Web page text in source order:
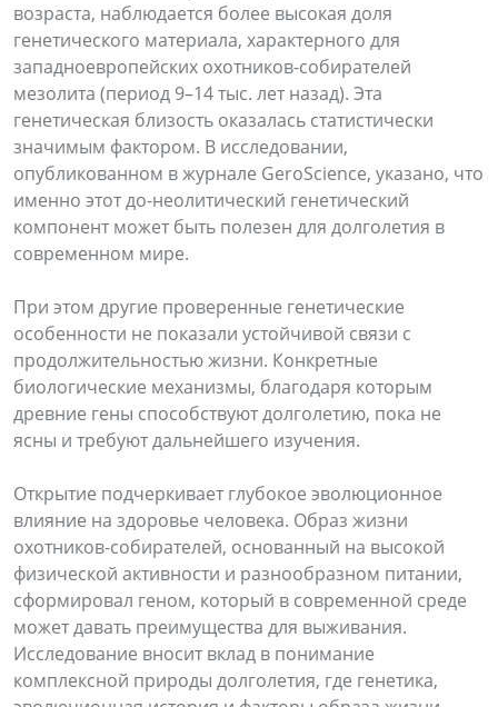
возраста, наблюдается более высокая доля
генетического материала, характерного для
западноевропейских охотников-собирателей
мезолита (период 9–14 тыс. лет назад). Эта
генетическая близость оказалась статистически
значимым фактором. В исследовании,
опубликованном в журнале GeroScience, указано, что
именно этот до-неолитический генетический
компонент может быть полезен для долголетия в
современном мире.
При этом другие проверенные генетические
особенности не показали устойчивой связи с
продолжительностью жизни. Конкретные
биологические механизмы, благодаря которым
древние гены способствуют долголетию, пока не
ясны и требуют дальнейшего изучения.
Открытие подчеркивает глубокое эволюционное
влияние на здоровье человека. Образ жизни
охотников-собирателей, основанный на высокой
физической активности и разнообразном питании,
сформировал геном, который в современной среде
может давать преимущества для выживания.
Исследование вносит вклад в понимание
комплексной природы долголетия, где генетика,